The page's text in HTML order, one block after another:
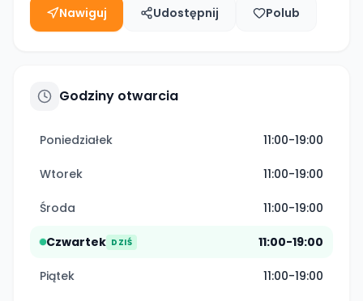
Nawiguj Udostępnij Polub
Godziny otwarcia
Poniedziałek 11:00-19:00
Wtorek 11:00-19:00
Środa 11:00-19:00
Czwartek DZIŚ 11:00-19:00
Piątek 11:00-19:00